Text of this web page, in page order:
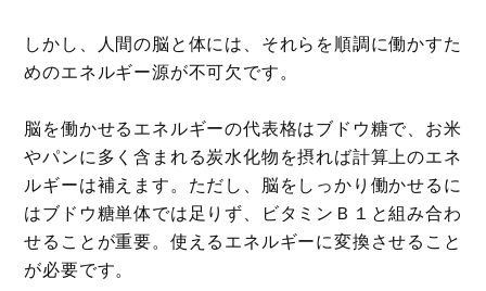
しかし、人間の脳と体には、それらを順調に働かすた
めのエネルギー源が不可欠です。
脳を働かせるエネルギーの代表格はブドウ糖で、お米
やパンに多く含まれる炭水化物を摂れば計算上のエネ
ルギーは補えます。ただし、脳をしっかり働かせるに
はブドウ糖単体では足りず、ビタミンＢ１と組み合わ
せることが重要。使えるエネルギーに変換させること
が必要です。